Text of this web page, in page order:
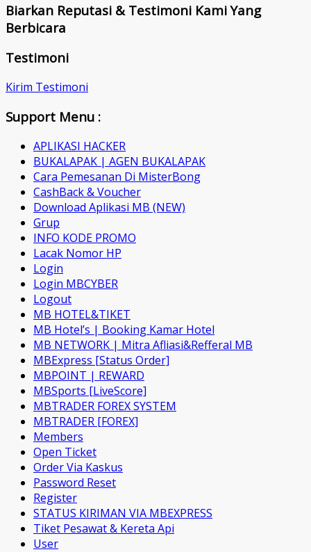
Biarkan Reputasi & Testimoni Kami Yang
Berbicara
Testimoni
Kirim Testimoni
Support Menu :
APLIKASI HACKER
BUKALAPAK | AGEN BUKALAPAK
Cara Pemesanan Di MisterBong
CashBack & Voucher
Download Aplikasi MB (NEW)
Grup
INFO KODE PROMO
Lacak Nomor HP
Login
Login MBCYBER
Logout
MB HOTEL&TIKET
MB Hotel’s | Booking Kamar Hotel
MB NETWORK | Mitra Afliasi&Refferal MB
MBExpress [Status Order]
MBPOINT | REWARD
MBSports [LiveScore]
MBTRADER FOREX SYSTEM
MBTRADER [FOREX]
Members
Open Ticket
Order Via Kaskus
Password Reset
Register
STATUS KIRIMAN VIA MBEXPRESS
Tiket Pesawat & Kereta Api
User